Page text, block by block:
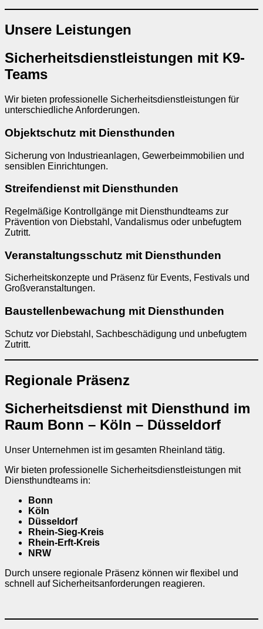
Unsere Leistungen
Sicherheitsdienstleistungen mit K9-
Teams
Wir bieten professionelle Sicherheitsdienstleistungen für
unterschiedliche Anforderungen.
Objektschutz mit Diensthunden
Sicherung von Industrieanlagen, Gewerbeimmobilien und
sensiblen Einrichtungen.
Streifendienst mit Diensthunden
Regelmäßige Kontrollgänge mit Diensthundteams zur
Prävention von Diebstahl, Vandalismus oder unbefugtem
Zutritt.
Veranstaltungsschutz mit Diensthunden
Sicherheitskonzepte und Präsenz für Events, Festivals und
Großveranstaltungen.
Baustellenbewachung mit Diensthunden
Schutz vor Diebstahl, Sachbeschädigung und unbefugtem
Zutritt.
Regionale Präsenz
Sicherheitsdienst mit Diensthund im
Raum Bonn – Köln – Düsseldorf
Unser Unternehmen ist im gesamten Rheinland tätig.
Wir bieten professionelle Sicherheitsdienstleistungen mit
Diensthundteams in:
Bonn
Köln
Düsseldorf
Rhein-Sieg-Kreis
Rhein-Erft-Kreis
NRW
Durch unsere regionale Präsenz können wir flexibel und
schnell auf Sicherheitsanforderungen reagieren.